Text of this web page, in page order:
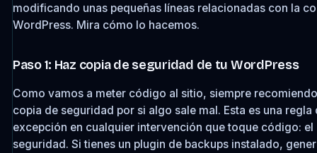
modificando unas pequeñas líneas relacionadas con la
WordPress. Mira cómo lo hacemos.
Paso 1: Haz copia de seguridad de tu WordPress
Como vamos a meter código al sitio, siempre
copia de seguridad por si algo sale mal. Esta es una regla
excepción en cualquier intervención que toque código: el
seguridad. Si tienes un plugin de backups instalado,